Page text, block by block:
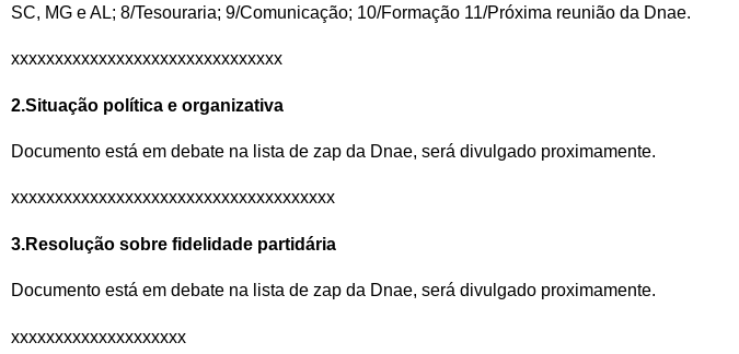
SC, MG e AL; 8/Tesouraria; 9/Comunicação; 10/Formação 11/Próxima reunião da Dnae.
xxxxxxxxxxxxxxxxxxxxxxxxxxxxxxx
2.Situação política e organizativa
Documento está em debate na lista de zap da Dnae, será divulgado proximamente.
xxxxxxxxxxxxxxxxxxxxxxxxxxxxxxxxxxxxx
3.Resolução sobre fidelidade partidária
Documento está em debate na lista de zap da Dnae, será divulgado proximamente.
xxxxxxxxxxxxxxxxxxxx